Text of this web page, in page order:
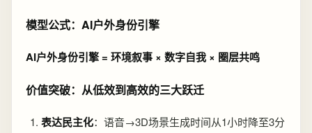
模型公式：AI户外身份引擎
AI户外身份引擎 = 环境叙事 × 数字自我 × 圈层共鸣
价值突破：从低效到高效的三大跃迁
表达民主化：语音→3D场景生成时间从1小时降至3分